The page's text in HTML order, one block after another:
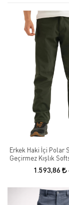
de düzenli bir
İster ağır sanayi
pantolonlarımız ile
Yüksek kaliteli
darbelere karşı
görünürlüğü
rahatlık sunar.
Hemen şimdi farklı
keşfedin! Dayanıklı
bir deneyim yaşayın.
Erkek Haki İçi Polar
Geçirmez Kışlık
Pantolon
1.593,86